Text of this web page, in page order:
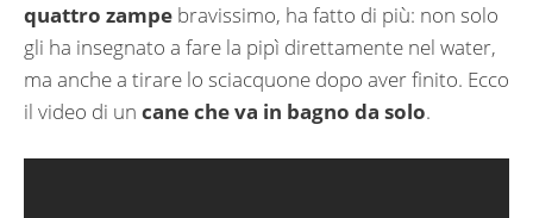
quattro zampe bravissimo, ha fatto di più: non solo
gli ha insegnato a fare la pipì direttamente nel water,
ma anche a tirare lo sciacquone dopo aver finito. Ecco
il video di un cane che va in bagno da solo.